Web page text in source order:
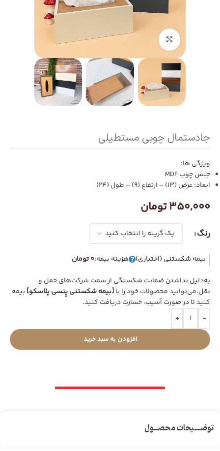
جادستمال چوبی مستطیلی
ویژگی ها:
جنس چوب MDF
ابعاد: عرض (13) – ارتفاع (9) – طول (24)
350,000تومان
رنگ
به‌دلیل نداشتن ضمانت شکستگی از سمت شرکت‌های حمل و
نقل،می‌توانید محصولات خود را با[بیمه شکستنی پِنسی پلاسکو] بیمه
کنید تا در صورت آسیب، خسارت دریافت کنید.
بیمه شکستنی (اختیاری) هزینه بیمه:0 تومان
-
+
افزودن به سبد خرید
توضـــیحات محصــول